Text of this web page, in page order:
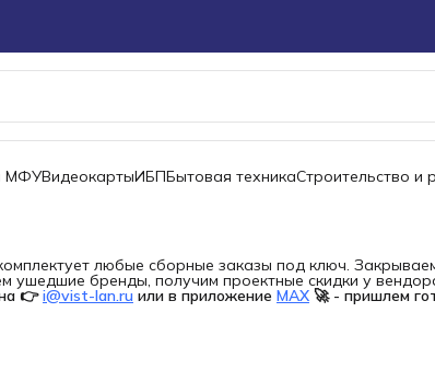
МФУВидеокартыИБПБытовая техникаСтроительство и
любые сборные заказы под ключ.
бренды, получим проектные скидки у
👉 i@vist-lan.ru или в приложение MAX 🚀 - пришлем